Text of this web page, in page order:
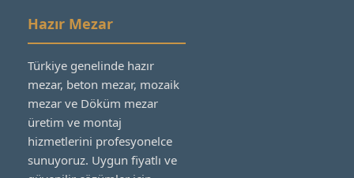
Hazır Mezar
Türkiye genelinde hazır
mezar, beton mezar, mozaik
mezar ve Döküm mezar
üretim ve montaj
hizmetlerini profesyonelce
sunuyoruz. Uygun fiyatlı ve